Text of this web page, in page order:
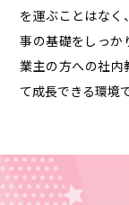
を運ぶことはなく
事の基礎をしっか
業主の方への社内
て成長できる環境